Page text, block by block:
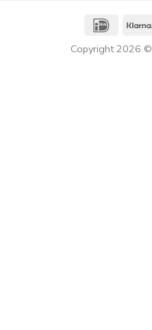
IDeal
Copyright 2026 ©